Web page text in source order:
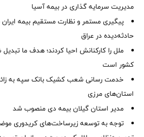
مدیریت سرمایه گذاری در بیمه آسیا
پیگیری مستمر و نظارت مستقیم بیمه ایران
حادثه‌دیده در عراق
ملل را کارکنانش احیا کردند؛ هدف ما
کشور است
خدمت رسانی شعب کشیک بانک سپه به
استان‌‌های مرزی
‌مدیر استان گیلان بیمه دی منصوب شد
توجه به توسعه زیرساخت‌های کریدوری